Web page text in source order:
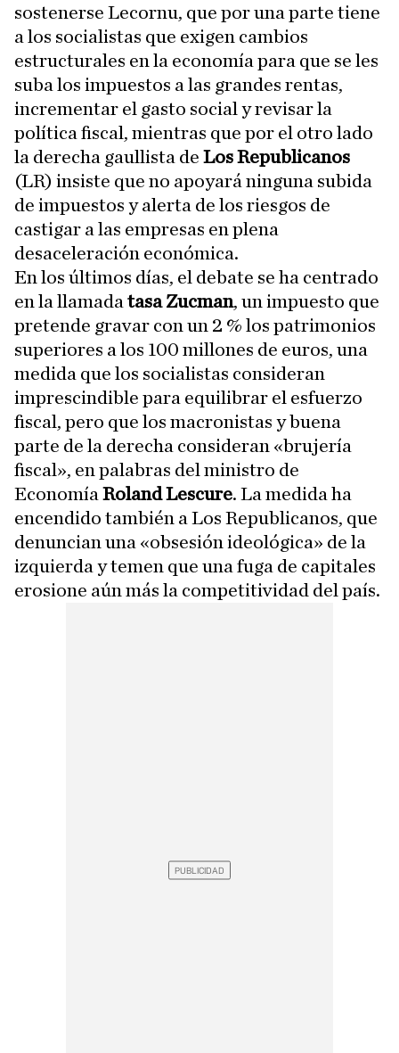
sostenerse Lecornu, que por una parte tiene
a los socialistas que exigen cambios
estructurales en la economía para que se les
suba los impuestos a las grandes rentas,
incrementar el gasto social y revisar la
política fiscal, mientras que por el otro lado
la derecha gaullista de Los Republicanos
(LR) insiste que no apoyará ninguna subida
de impuestos y alerta de los riesgos de
castigar a las empresas en plena
desaceleración económica.
En los últimos días, el debate se ha centrado
en la llamada tasa Zucman, un impuesto que
pretende gravar con un 2 % los patrimonios
superiores a los 100 millones de euros, una
medida que los socialistas consideran
imprescindible para equilibrar el esfuerzo
fiscal, pero que los macronistas y buena
parte de la derecha consideran «brujería
fiscal», en palabras del ministro de
Economía Roland Lescure. La medida ha
encendido también a Los Republicanos, que
denuncian una «obsesión ideológica» de la
izquierda y temen que una fuga de capitales
erosione aún más la competitividad del país.